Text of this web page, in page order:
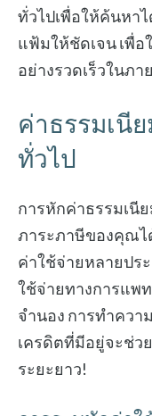
ทั่วไปเพื่อให้ค้นหา
แฟ้มให้ชัดเจน เพื่
อย่างรวดเร็วในภา
ค่าธรรมเนี
ทั่วไป
การหักค่าธรรมเนี
ภาระภาษีของคุณไ
ค่าใช้จ่ายหลายปร
ใช้จ่ายทางการแพ
จำนอง การทำควา
เครดิตที่มีอยู่จะช่ว
ระยะยาว!